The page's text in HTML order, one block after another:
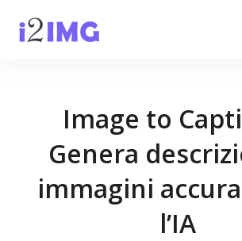
Image to
Genera
immagini
l’IA